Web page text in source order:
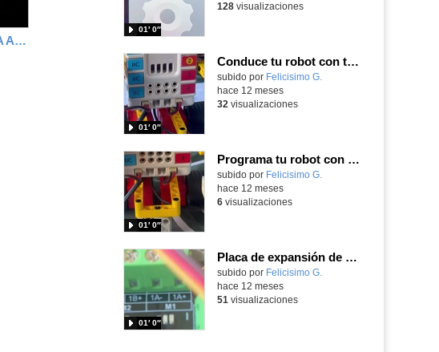
FESTIVAL TEATRO SANTA ANA 2ºA
01′ 0″
128visualizaciones
Conduce tu robot con tu joystickbit programando con MakeCode tu placa microbit construyendo con Nezha
Contenido educativo.
subido por Felicisimo G.
01′ 0″
hace 12 meses
32 visualizaciones
Programa tu robot con MakeCode para dirigirlo con Joystickbit y trabaja derecha e izquierda
Contenido educativo.
subido por Felicisimo G.
01′ 0″
hace 12 meses
6visualizaciones
Placa de expansión de DFRobot para la placa microbit y conecta dos motores y un servo
Contenido educativo.
subido por Felicisimo G.
01′ 0″
hace 12 meses
51 visualizaciones